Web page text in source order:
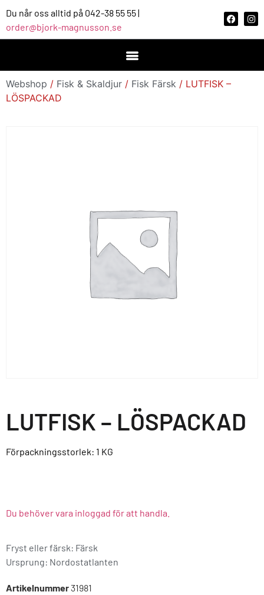
Du når oss alltid på 042-38 55 55 |
order@bjork-magnusson.se
Webshop / Fisk & Skaldjur / Fisk Färsk / LUTFISK –
LÖSPACKAD
LUTFISK – LÖSPACKAD
Förpackningsstorlek: 1 KG
Du behöver vara inloggad för att handla.
Fryst eller färsk: Färsk
Ursprung: Nordostatlanten
Artikelnummer 31981